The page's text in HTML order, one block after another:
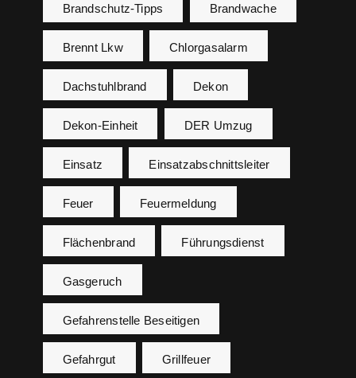
Brandschutz-Tipps Brandwache
Brennt Lkw Chlorgasalarm
Dachstuhlbrand Dekon
Dekon-Einheit DER Umzug
Einsatz Einsatzabschnittsleiter
Feuer Feuermeldung
Flächenbrand Führungsdienst
Gasgeruch
Gefahrenstelle Beseitigen
Gefahrgut Grillfeuer